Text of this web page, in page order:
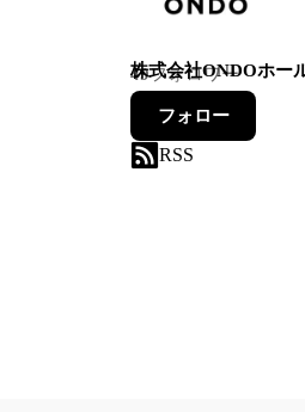
株式会社ONDOホー
49フォロワー
フォロー
RSS